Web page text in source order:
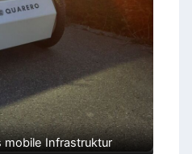
mobile Infrastruktur